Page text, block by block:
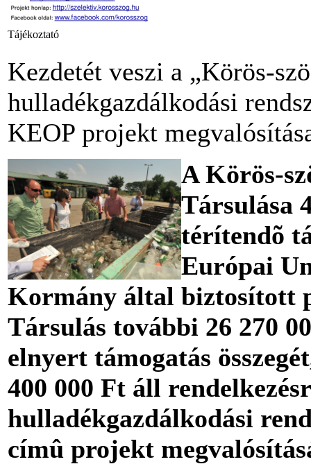
Tájékoztató
Kezdetét veszi a „Körös-
hulladékgazdálkodási
KEOP projekt
A Körös-
Társulása
térítendõ
Európai
Kormány által biztosított
Társulás további 26 270
elnyert támogatás
400 000 Ft áll
hulladékgazdálkodási
címû projekt